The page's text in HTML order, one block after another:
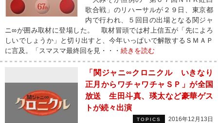
歌合戦」のリハーサルが２９日、東京都
内で行われ、５回目の出場となる関ジャ
ニ∞が囲み取材に登場した。 取材冒頭では村上信五が「先によろ
しいでしょうか」と切り出すと、今年いっぱいで解散するＳＭＡＰ
に言及。「スマスマ最終回を見・・・ 続きを読む
「関ジャニ∞クロニクル いきなり
正月からワチャワチャＳＰ」が全国
放送 生田斗真、瑛太など豪華ゲス
トが続々出演
TOPICS 2016年12月13日